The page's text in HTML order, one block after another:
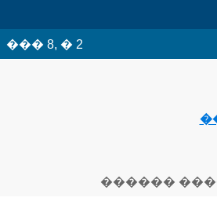
��� 8, � 2
������